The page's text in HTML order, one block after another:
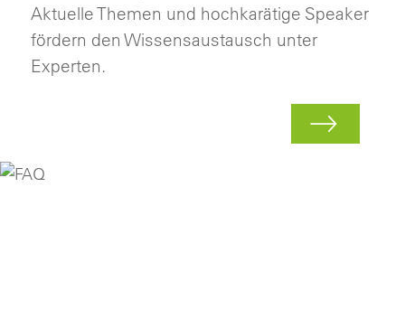
Aktuelle Themen und hochkarätige Speaker
fördern den Wissensaustausch unter
Experten.